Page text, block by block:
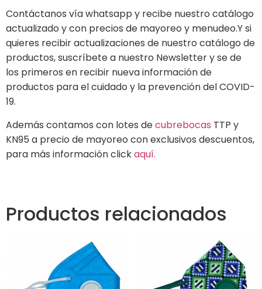
Contáctanos vía whatsapp y recibe nuestro catálogo
actualizado y con precios de mayoreo y menudeo.Y si
quieres recibir actualizaciones de nuestro catálogo de
productos, suscríbete a nuestro Newsletter y se de
los primeros en recibir nueva información de
productos para el cuidado y la prevención del COVID-
19.
Además contamos con lotes decubrebocas TTP y
KN95 a precio de mayoreo con exclusivos descuentos,
para más información clickaquí.
Productos relacionados